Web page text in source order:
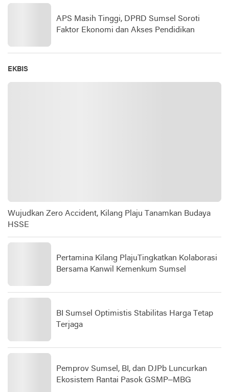
APS Masih Tinggi, DPRD Sumsel Soroti
Faktor Ekonomi dan Akses Pendidikan
EKBIS
Wujudkan Zero Accident, Kilang Plaju Tanamkan Budaya
HSSE
Pertamina Kilang PlajuTingkatkan Kolaborasi
Bersama Kanwil Kemenkum Sumsel
BI Sumsel Optimistis Stabilitas Harga Tetap
Terjaga
Pemprov Sumsel, BI, dan DJPb Luncurkan
Ekosistem Rantai Pasok GSMP–MBG